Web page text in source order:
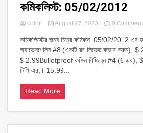
কমিকলিস্ট: 05/02/2012
cblhn August 27, 2023 0 Comment
কমিকলিস্টের জন্য চিত্র কমিকস: 05/02/2012 এর
অ্যাভেনগেলিন #8 (একটি রব লিফেল্ড কভার করুন), $
$ 2.99Bulletproof কফিন বিচ্ছিন্ন #4 (6 এর),
টিপি এর,। 15.99...
Read More